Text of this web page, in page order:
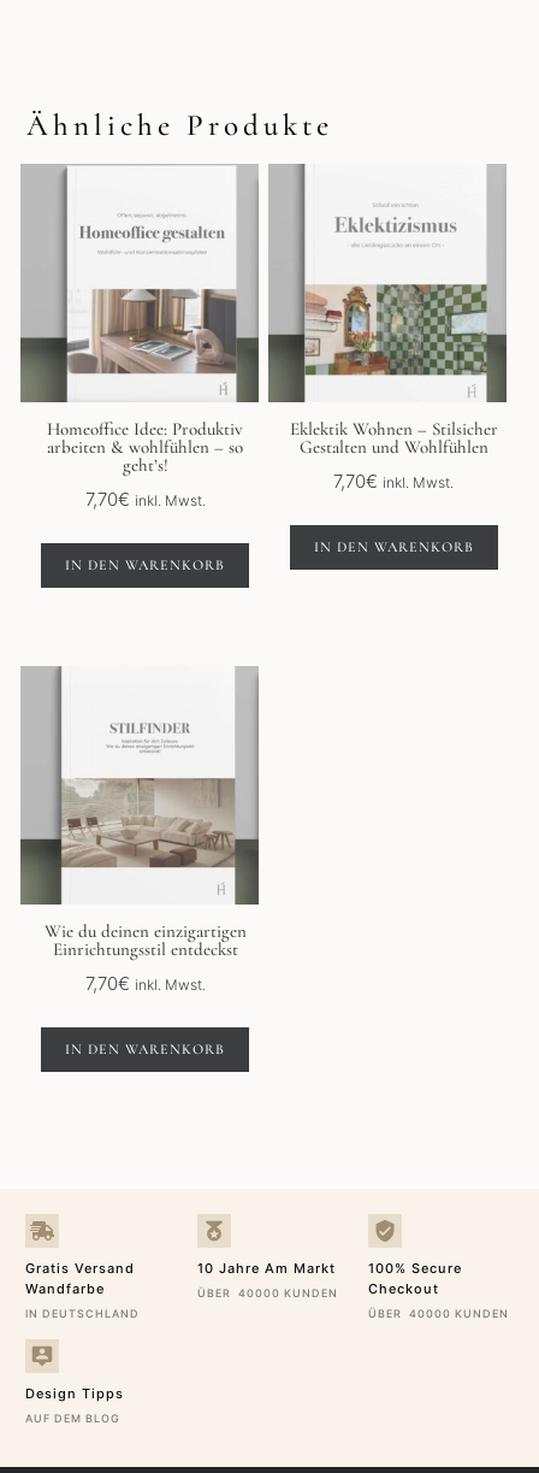
Ähnliche Produkte
Homeoffice Idee: Produktiv
arbeiten & wohlfühlen – so
geht’s!
7,70€ inkl. Mwst.
IN DEN WARENKORB
Eklektik Wohnen – Stilsicher
Gestalten und Wohlfühlen
7,70€ inkl. Mwst.
IN DEN WARENKORB
Wie du deinen einzigartigen
Einrichtungsstil entdeckst
7,70€ inkl. Mwst.
IN DEN WARENKORB
Gratis Versand
Wandfarbe
IN DEUTSCHLAND
10 Jahre Am Markt
ÜBER 40000 KUNDEN
100% Secure
Checkout
ÜBER 40000 KUNDEN
Design Tipps
AUF DEM BLOG